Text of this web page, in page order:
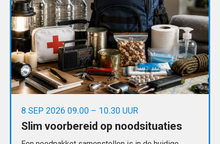
8 SEP 2026 09.00 – 10.30 UUR
Slim voorbereid op noodsituaties